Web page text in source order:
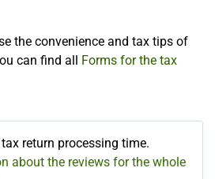
the convenience and tax tips of
can find all
Forms for the tax
return processing time.
about the reviews for the whole